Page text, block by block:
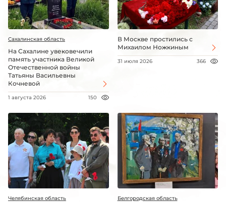
Сахалинская область
На Сахалине увековечили
память участника Великой
Отечественной войны
Татьяны Васильевны
Кочневой
1 августа 2026 150
В Москве простились с
Михаилом Ножкиным
31 июля 2026 366
Челябинская область Белгородская область